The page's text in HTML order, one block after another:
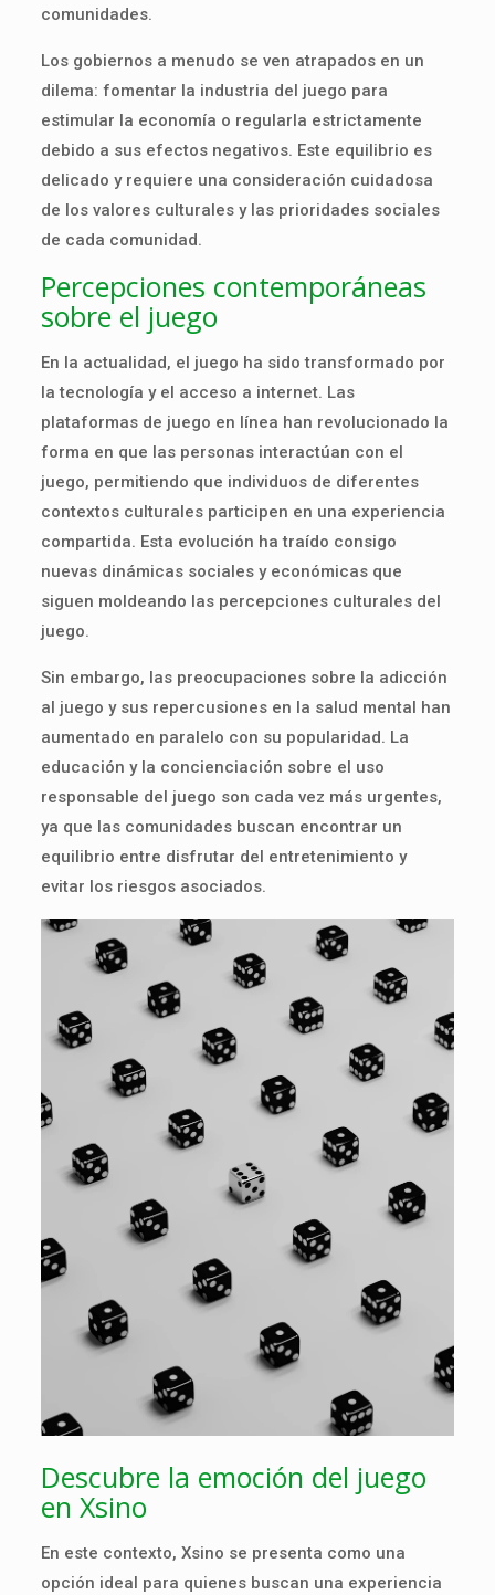
comunidades.
Los gobiernos a menudo se ven atrapados en un
dilema: fomentar la industria del juego para
estimular la economía o regularla estrictamente
debido a sus efectos negativos. Este equilibrio es
delicado y requiere una consideración cuidadosa
de los valores culturales y las prioridades sociales
de cada comunidad.
Percepciones contemporáneas
sobre el juego
En la actualidad, el juego ha sido transformado por
la tecnología y el acceso a internet. Las
plataformas de juego en línea han revolucionado la
forma en que las personas interactúan con el
juego, permitiendo que individuos de diferentes
contextos culturales participen en una experiencia
compartida. Esta evolución ha traído consigo
nuevas dinámicas sociales y económicas que
siguen moldeando las percepciones culturales del
juego.
Sin embargo, las preocupaciones sobre la adicción
al juego y sus repercusiones en la salud mental han
aumentado en paralelo con su popularidad. La
educación y la concienciación sobre el uso
responsable del juego son cada vez más urgentes,
ya que las comunidades buscan encontrar un
equilibrio entre disfrutar del entretenimiento y
evitar los riesgos asociados.
Descubre la emoción del juego
en Xsino
En este contexto, Xsino se presenta como una
opción ideal para quienes buscan una experiencia